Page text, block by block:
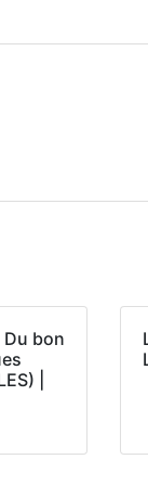
Du bon
|